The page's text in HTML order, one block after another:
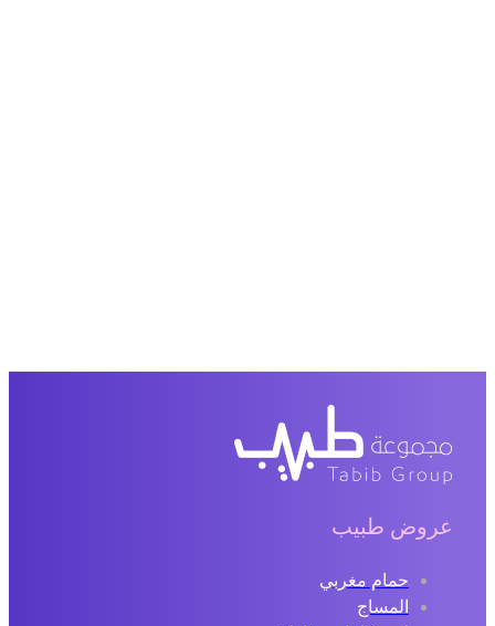
عروض طبيب
حمام مغربي
المساج